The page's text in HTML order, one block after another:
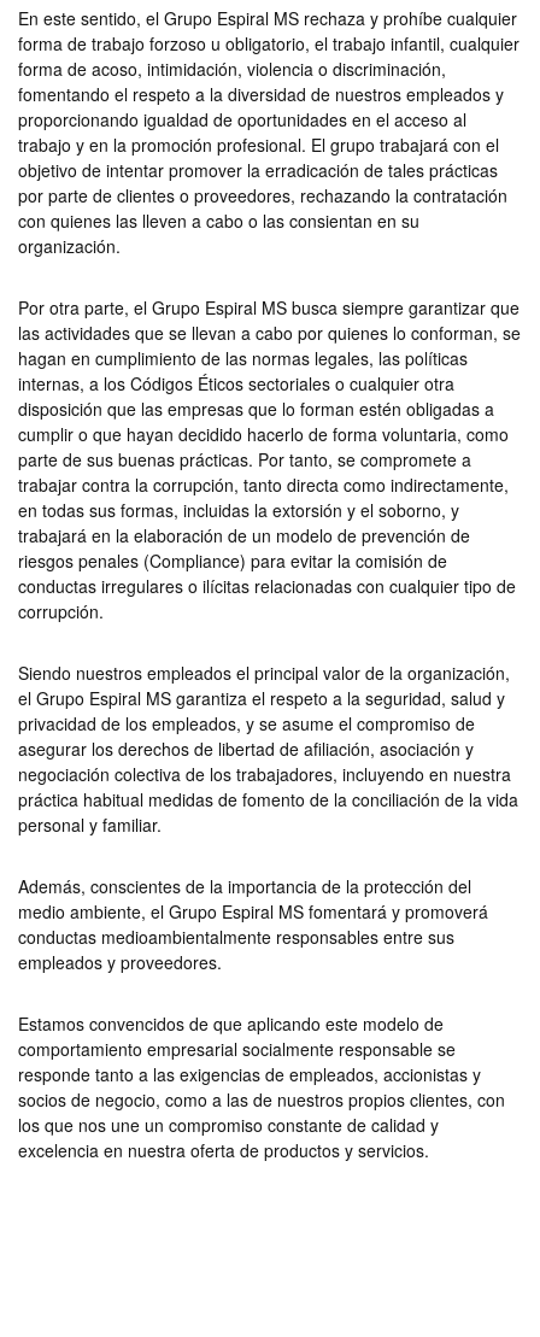
En este sentido, el Grupo Espiral MS rechaza y prohíbe cualquier
forma de trabajo forzoso u obligatorio, el trabajo infantil, cualquier
forma de acoso, intimidación, violencia o discriminación,
fomentando el respeto a la diversidad de nuestros empleados y
proporcionando igualdad de oportunidades en el acceso al
trabajo y en la promoción profesional. El grupo trabajará con el
objetivo de intentar promover la erradicación de tales prácticas
por parte de clientes o proveedores, rechazando la contratación
con quienes las lleven a cabo o las consientan en su
organización.
Por otra parte, el Grupo Espiral MS busca siempre garantizar que
las actividades que se llevan a cabo por quienes lo conforman, se
hagan en cumplimiento de las normas legales, las políticas
internas, a los Códigos Éticos sectoriales o cualquier otra
disposición que las empresas que lo forman estén obligadas a
cumplir o que hayan decidido hacerlo de forma voluntaria, como
parte de sus buenas prácticas. Por tanto, se compromete a
trabajar contra la corrupción, tanto directa como indirectamente,
en todas sus formas, incluidas la extorsión y el soborno, y
trabajará en la elaboración de un modelo de prevención de
riesgos penales (Compliance) para evitar la comisión de
conductas irregulares o ilícitas relacionadas con cualquier tipo de
corrupción.
Siendo nuestros empleados el principal valor de la organización,
el Grupo Espiral MS garantiza el respeto a la seguridad, salud y
privacidad de los empleados, y se asume el compromiso de
asegurar los derechos de libertad de afiliación, asociación y
negociación colectiva de los trabajadores, incluyendo en nuestra
práctica habitual medidas de fomento de la conciliación de la vida
personal y familiar.
Además, conscientes de la importancia de la protección del
medio ambiente, el Grupo Espiral MS fomentará y promoverá
conductas medioambientalmente responsables entre sus
empleados y proveedores.
Estamos convencidos de que aplicando este modelo de
comportamiento empresarial socialmente responsable se
responde tanto a las exigencias de empleados, accionistas y
socios de negocio, como a las de nuestros propios clientes, con
los que nos une un compromiso constante de calidad y
excelencia en nuestra oferta de productos y servicios.